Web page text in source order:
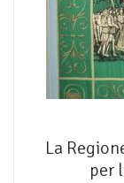
La
per